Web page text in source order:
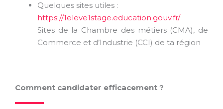
Quelques sites utiles :
https://1eleve1stage.education.gouv.fr/
Sites de la Chambre des métiers (CMA), de
Commerce et d’Industrie (CCI) de ta région
Comment candidater efficacement ?